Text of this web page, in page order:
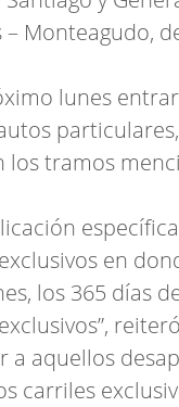
– Monteagudo,
lunes
los tramos
en
los 365 días
a aquellos
carriles